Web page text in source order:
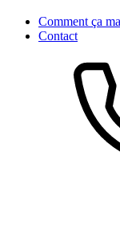
Comment ça
Contact